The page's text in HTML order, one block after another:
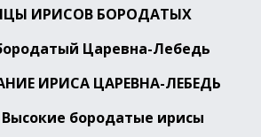
ИРИСОВ БОРОДАТЫХ
Царевна-Лебедь
ИРИСА ЦАРЕВНА-ЛЕБЕДЬ
Высокие бородатые ирисы